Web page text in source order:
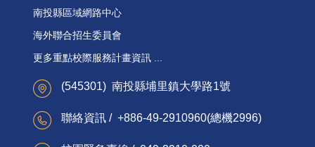
南投縣區域網路中心
海外聯合招生委員會
更多重點校際服務計畫資訊 ...
(545301) 南投縣埔里鎮大學路1號
聯絡資訊 / +886-49-2910960(總機2996)